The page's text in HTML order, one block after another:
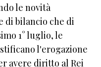
le novità
bilancio che di
1° luglio, le
l'erogazione
avere diritto al Rei